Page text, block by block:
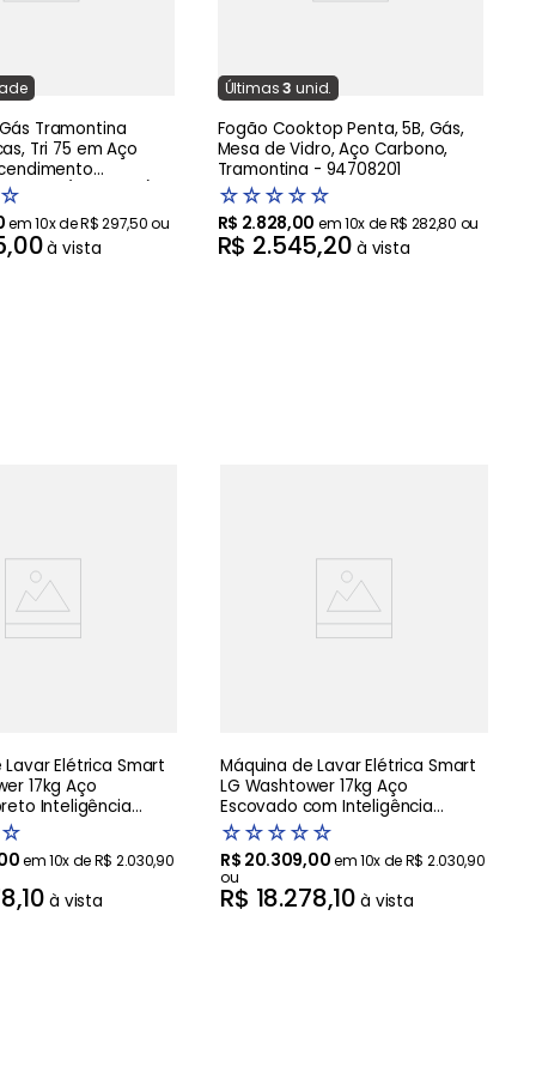
Tramontina
Tri 75 em Aço
- (94716401) -
☆
em10x deR$297,50ou
,00à vista
Últimas3 unid.
Fogão Cooktop Penta, 5B, Gás,
Mesa de Vidro, Aço Carbono,
Tramontina - 94708201
☆☆☆☆☆
R$ 2.828,00 em10x deR$ 282,80 ou
R$ 2.545,20 à vista
Elétrica Smart
17kg Aço
Inteligência
- WK17BS6A
☆
em10x deR$ 2.030,90
,10 à vista
Máquina de Lavar Elétrica Smart
LG Washtower 17kg Aço
Escovado com Inteligência
Artificial AIDD - WK17VS6A -220V
☆☆☆☆☆
R$ 20.309,00em10x deR$ 2.030,90
ou
R$ 18.278,10 à vista